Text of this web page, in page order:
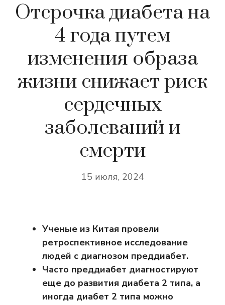
Отсрочка диабета на
4 года путем
изменения образа
жизни снижает риск
сердечных
заболеваний и
смерти
15 июля, 2024
Ученые из Китая провели
ретроспективное исследование
людей с диагнозом преддиабет.
Часто преддиабет диагностируют
еще до развития диабета 2 типа, а
иногда диабет 2 типа можно